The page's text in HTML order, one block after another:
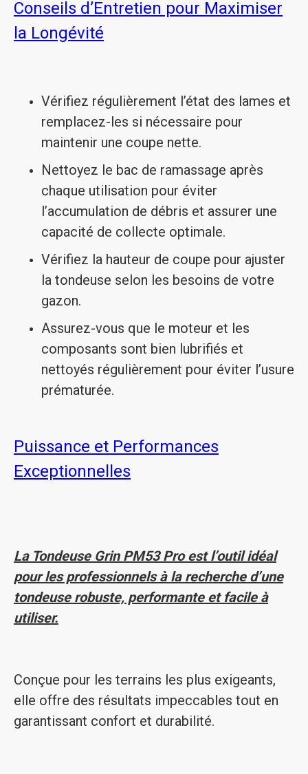
Conseils d’Entretien pour Maximiser
la Longévité
Vérifiez régulièrement l’état des lames et
remplacez-les si nécessaire pour
maintenir une coupe nette.
Nettoyez le bac de ramassage après
chaque utilisation pour éviter
l’accumulation de débris et assurer une
capacité de collecte optimale.
Vérifiez la hauteur de coupe pour ajuster
la tondeuse selon les besoins de votre
gazon.
Assurez-vous que le moteur et les
composants sont bien lubrifiés et
nettoyés régulièrement pour éviter l’usure
prématurée.
Puissance et Performances
Exceptionnelles
La Tondeuse Grin PM53 Pro est l’outil idéal
pour les professionnels à la recherche d’une
tondeuse robuste, performante et facile à
utiliser.
Conçue pour les terrains les plus exigeants,
elle offre des résultats impeccables tout en
garantissant confort et durabilité.